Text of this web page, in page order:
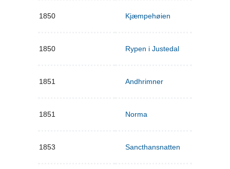
1850 Kjæmpehøien
1850 Rypen i Justedal
1851 Andhrimner
1851 Norma
1853 Sancthansnatten